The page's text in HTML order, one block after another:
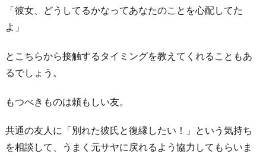
「彼女、どうしてるかなってあなたのことを心配してた
よ」
とこちらから接触するタイミングを教えてくれることもあ
るでしょう。
もつべきものは頼もしい友。
共通の友人に「別れた彼氏と復縁したい！」という気持ち
を相談して、うまく元サヤに戻れるよう協力してもらいま